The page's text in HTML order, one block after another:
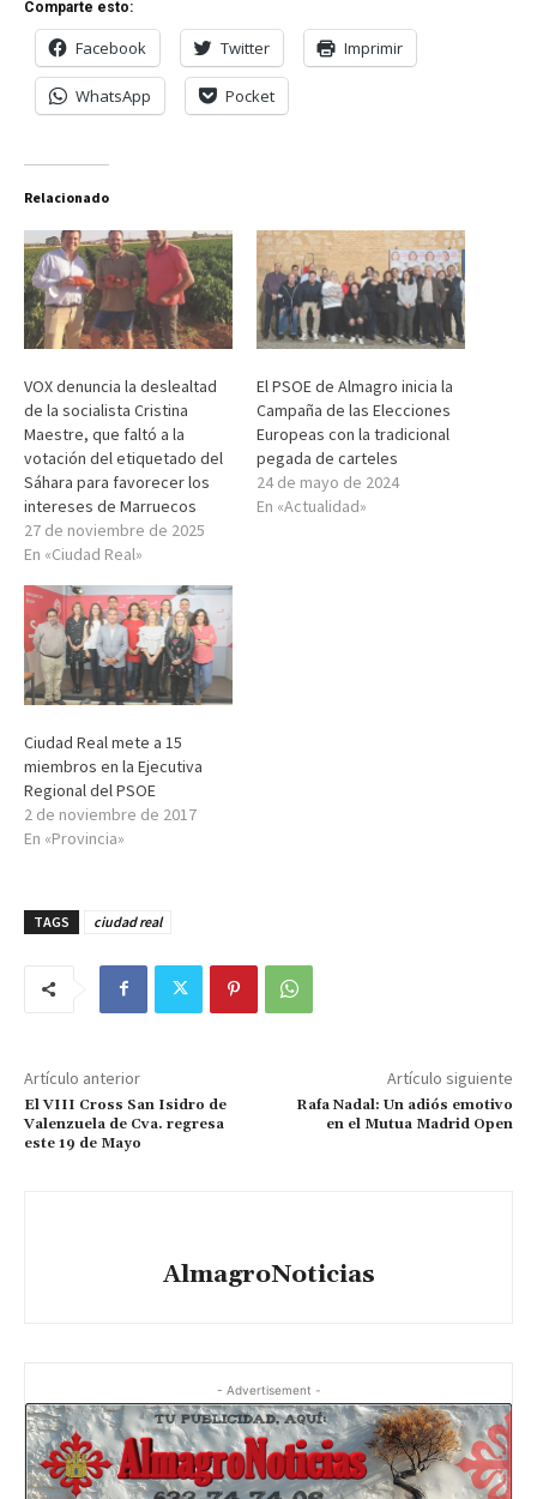
Comparte esto:
Facebook Twitter Imprimir
WhatsApp Pocket
Relacionado
VOX denuncia la deslealtad
de la socialista Cristina
Maestre, que faltó a la
votación del etiquetado del
Sáhara para favorecer los
intereses de Marruecos
27 de noviembre de 2025
En «Ciudad Real»
El PSOE de Almagro inicia la
Campaña de las Elecciones
Europeas con la tradicional
pegada de carteles
24 de mayo de 2024
En «Actualidad»
Ciudad Real mete a 15
miembros en la Ejecutiva
Regional del PSOE
2 de noviembre de 2017
En «Provincia»
TAGS ciudad real
Artículo anterior
El VIII Cross San Isidro de
Valenzuela de Cva. regresa
este 19 de Mayo
Artículo siguiente
Rafa Nadal: Un adiós emotivo
en el Mutua Madrid Open
AlmagroNoticias
- Advertisement -